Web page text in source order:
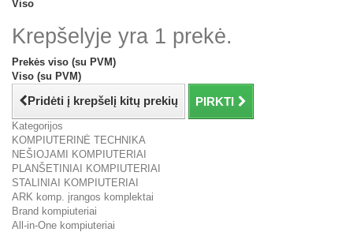
Viso
Krepšelyje yra 1 prekė.
Prekės viso (su PVM)
Viso (su PVM)
Pridėti į krepšelį kitų prekių PIRKTI
Kategorijos
KOMPIUTERINĖ TECHNIKA
NEŠIOJAMI KOMPIUTERIAI
PLANŠETINIAI KOMPIUTERIAI
STALINIAI KOMPIUTERIAI
ARK komp. įrangos komplektai
Brand kompiuteriai
All-in-One kompiuteriai